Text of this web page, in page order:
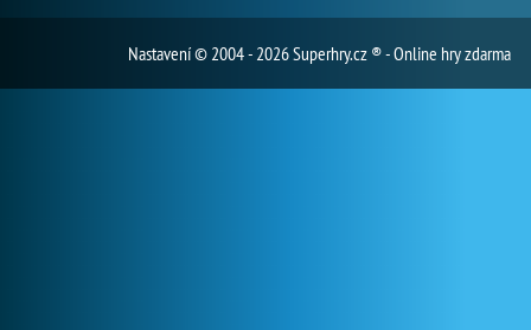
Nastavení© 2004 - 2026 Superhry.cz ® - Online hry zdarma